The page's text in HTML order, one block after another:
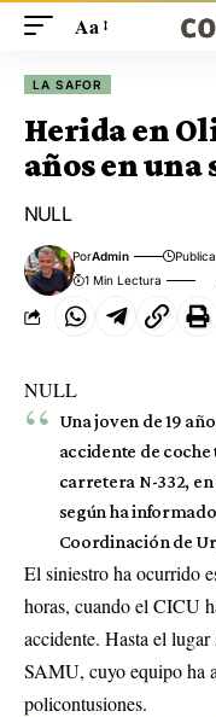
Aa
LA SAFOR
Herida en
años en una
NULL
PorAdmin
1 Min Lectura
NULL
Una joven de 19
accidente de coche
carretera N-332,
según ha
Coordinación de
El siniestro ha ocurrido
horas, cuando el CICU
accidente. Hasta el
SAMU, cuyo equipo ha
policontusiones.